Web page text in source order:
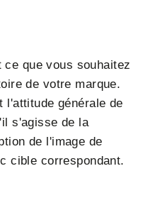
que vous souhaitez
de votre marque.
l'attitude générale de
s'agisse de la
de l'image de
cible correspondant.